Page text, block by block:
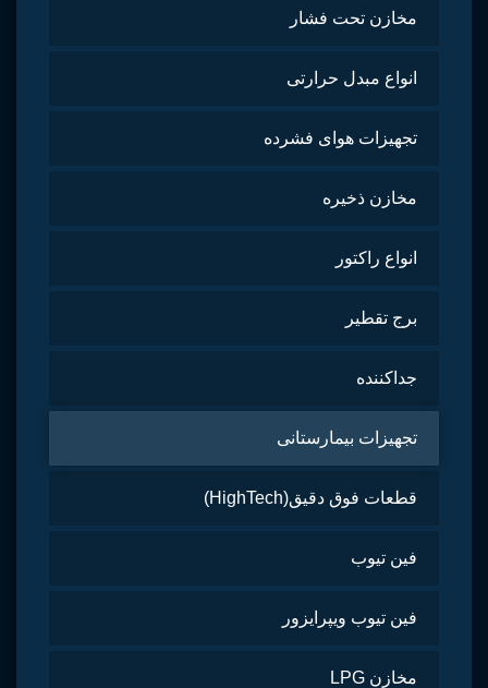
مخازن تحت فشار
انواع مبدل حرارتی
تجهیزات هوای فشرده
مخازن ذخیره
انواع راکتور
برج تقطیر
جداکننده
تجهیزات بیمارستانی
قطعات فوق دقیق(HighTech)
فین تیوب
فین تیوب ویپرایزور
مخازن LPG